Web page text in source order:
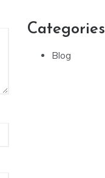
Categories
Blog